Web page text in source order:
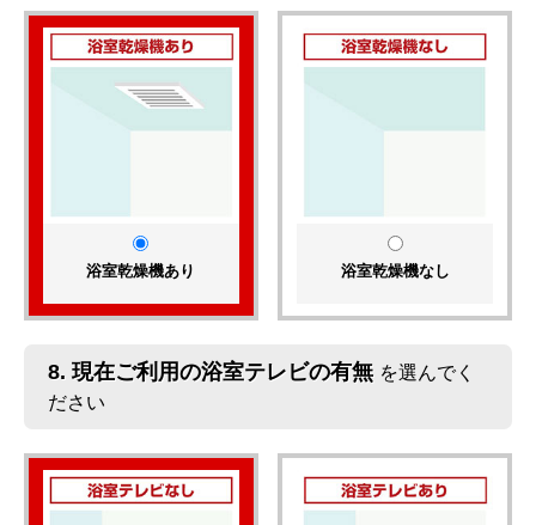
浴室乾燥機あり 浴室乾燥機なし
8. 現在ご利用の浴室テレビの有無 を選んでく
ださい